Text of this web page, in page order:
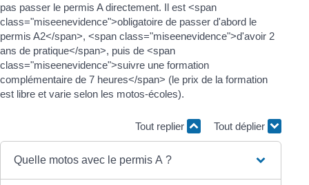
pas passer le permis A directement. Il est <span
class="miseenevidence">obligatoire de passer d'abord le
permis A2</span>, <span class="miseenevidence">d'avoir 2
ans de pratique</span>, puis de <span
class="miseenevidence">suivre une formation
complémentaire de 7 heures</span> (le prix de la formation
est libre et varie selon les motos-écoles).
Tout replier Tout déplier
Quelle motos avec le permis A ?